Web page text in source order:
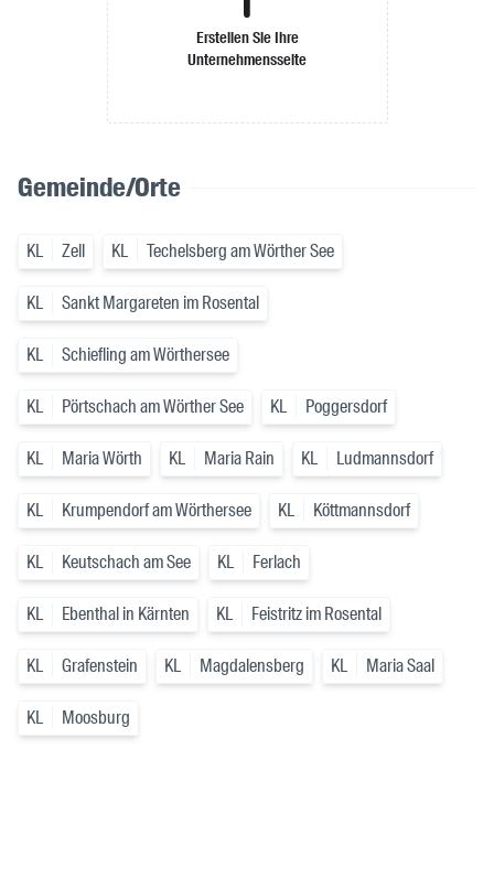
Erstellen Sie Ihre
Unternehmensseite
Gemeinde/Orte
KL Zell KL Techelsberg am Wörther See
KL Sankt Margareten im Rosental
KL Schiefling am Wörthersee
KL Pörtschach am Wörther See KL Poggersdorf
KL Maria Wörth KL Maria Rain KL Ludmannsdorf
KL Krumpendorf am Wörthersee KL Köttmannsdorf
KL Keutschach am See KL Ferlach
KL Ebenthal in Kärnten KL Feistritz im Rosental
KL Grafenstein KL Magdalensberg KL Maria Saal
KL Moosburg